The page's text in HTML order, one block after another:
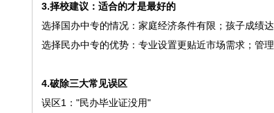
3.择校建议：适合的才是最好的
选择国办中专的情况：家庭经济条件有限；孩子成绩
选择民办中专的优势：专业设置更贴近市场需求；管
4.破除三大常见误区
误区1："民办毕业证没用"